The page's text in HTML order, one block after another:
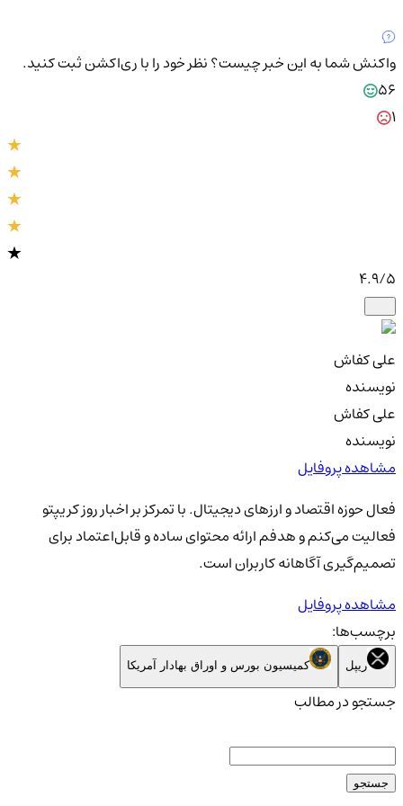
واکنش شما به این خبر چیست؟نظر خود را با ری‌اکشن ثبت کنید.
56
4.9/5
علی کفاش
نویسنده
علی کفاش
نویسنده
مشاهده پروفایل
فعال حوزه اقتصاد و ارزهای دیجیتال. با تمرکز بر اخبار روز کریپتو
فعالیت می‌کنم و هدفم ارائه محتوای ساده و قابل‌اعتماد برای
تصمیم‌گیری آگاهانه کاربران است.
مشاهده پروفایل
برچسب‌ها:
ریپل کمیسیون بورس و اوراق بهادار آمریکا
جستجو در مطالب
جستجو